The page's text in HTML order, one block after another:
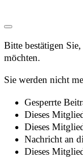
Bitte bestätigen
möchten.
Sie werden nicht
Gesperrte
Dieses
Dieses
Nachricht an
Dieses